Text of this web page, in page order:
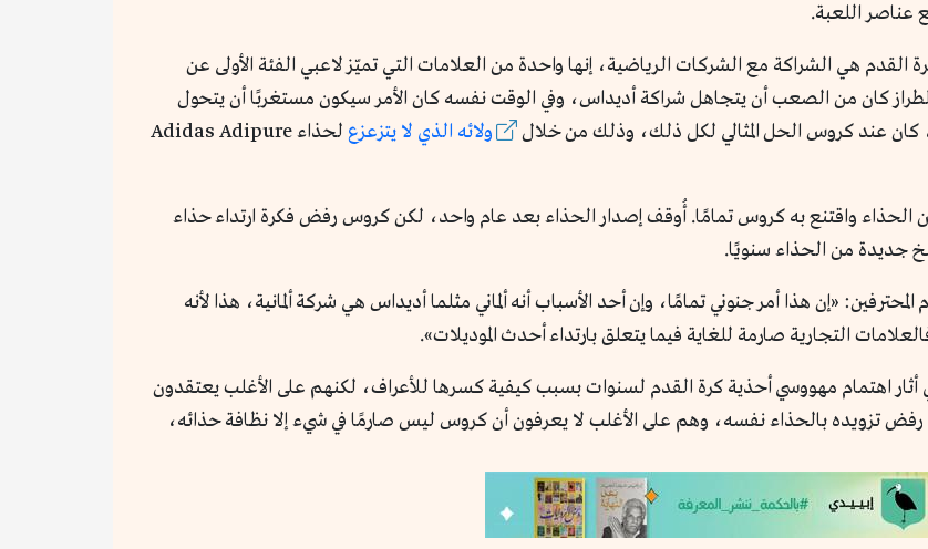
اللعبة.
هي الشراكة مع الشركات الرياضية، إنها واحدة من العلامات التي تميّز لاعبي الفئة الأولى عن
كان من الصعب أن يتجاهل شراكة أديداس، وفي الوقت نفسه كان الأمر سيكون مستغربًا أن يتحول
كان عند كروس الحل المثالي لكل ذلك، وذلك من خلال
ولائه الذي لا يتزعزع
لحذاء Adidas Adipure
الأولى من الحذاء واقتنع به كروس تمامًا. أُوقف إصدار الحذاء بعد عام واحد، لكن كروس رفض فكرة ارتداء حذاء
جديدة من الحذاء سنويًا.
«إن هذا أمر جنوني تمامًا، وإن أحد الأسباب أنه ألماني مثلما أديداس هي شركة ألمانية، هذا لأنه
التجارية صارمة للغاية فيما يتعلق بارتداء أحدث الموديلات».
اهتمام مهووسي أحذية كرة القدم لسنوات بسبب كيفية كسرها للأعراف، لكنهم على الأغلب يعتقدون
تزويده بالحذاء نفسه، وهم على الأغلب لا يعرفون أن كروس ليس صارمًا في شيء إلا نظافة حذائه،